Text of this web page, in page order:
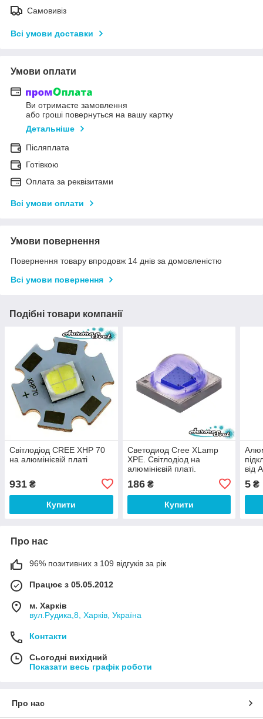
Самовивіз
Всі умови доставки
Умови оплати
Ви отримаєте замовлення
або гроші повернуться на вашу картку
Детальніше
Післяплата
Готівкою
Оплата за реквізитами
Всі умови оплати
Умови повернення
Повернення товару впродовж 14 днів за домовленістю
Всі умови повернення
Подібні товари компанії
Світлодіод CREE XHP 70
на алюмінієвій платі
931 ₴
Купити
Светодиод Cree XLamp
XPE. Світлодіод на
алюмінієвій платі.
0000-00301. Синій
світлодіод
186₴
Купити
від
5 ₴
Про нас
96% позитивних з 109 відгуків за рік
Працює з 05.05.2012
м. Харків
вул.Рудика,8, Харків, Україна
Контакти
Сьогодні вихідний
Показати весь графік роботи
Про нас